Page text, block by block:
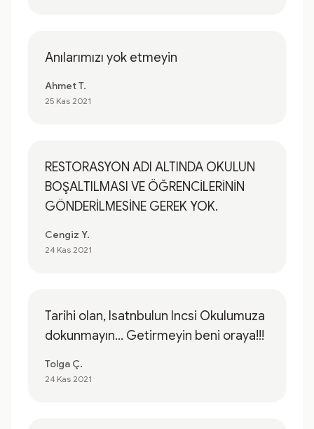
Anılarımızı yok etmeyin
Ahmet T.
25 Kas 2021
RESTORASYON ADI ALTINDA OKULUN
BOŞALTILMASI VE ÖĞRENCİLERİNİN
GÖNDERİLMESİNE GEREK YOK.
Cengiz Y.
24 Kas 2021
Tarihi olan, Isatnbulun Incsi Okulumuza
dokunmayın... Getirmeyin beni oraya!!!
Tolga Ç.
24 Kas 2021